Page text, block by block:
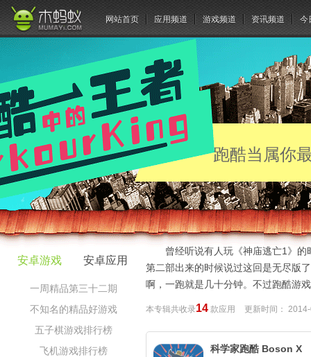
网站首页 应用频道 游戏频道 资讯频道 今
跑酷当属你
安卓游戏 安卓应用
一周精品第三十二期
不知名的精品好游戏
五子棋游戏排行榜
飞机游戏排行榜
曾经听说有人玩《神庙逃亡1》
第二部出来的时候说过这回是无尽版
啊，一跑就是几十分钟。不过跑酷游
本专辑共收录14 款应用 更新时间：
科学家跑酷 Boson X